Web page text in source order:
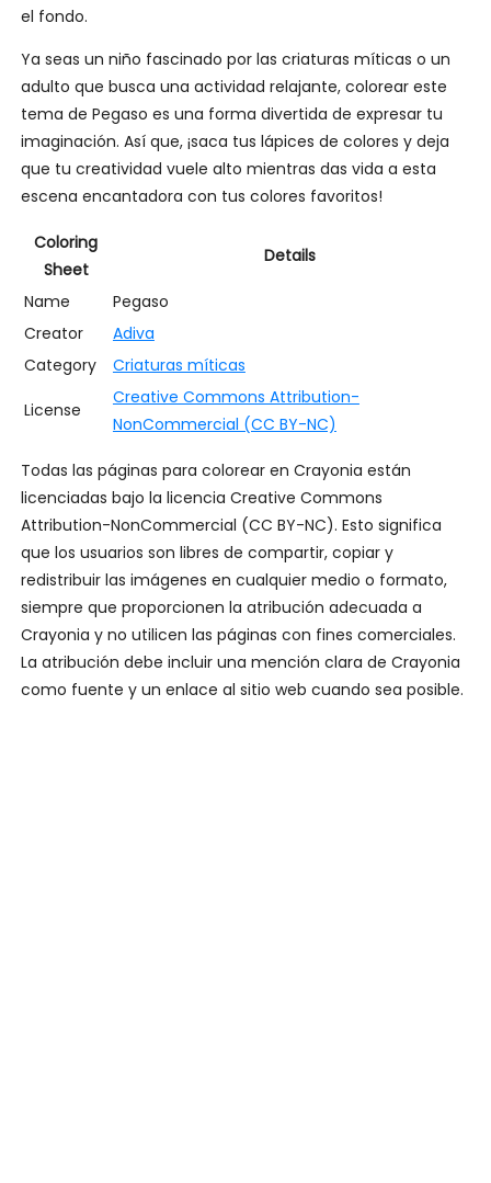
el fondo.
Ya seas un niño fascinado por las criaturas míticas o un
adulto que busca una actividad relajante, colorear este
tema de Pegaso es una forma divertida de expresar tu
imaginación. Así que, ¡saca tus lápices de colores y deja
que tu creatividad vuele alto mientras das vida a esta
escena encantadora con tus colores favoritos!
Coloring
Sheet
Details
Name
Pegaso
Creator
Adiva
Category
Criaturas míticas
License
Creative Commons Attribution-
NonCommercial (CC BY-NC)
Todas las páginas para colorear en Crayonia están
licenciadas bajo la licencia Creative Commons
Attribution-NonCommercial (CC BY-NC). Esto significa
que los usuarios son libres de compartir, copiar y
redistribuir las imágenes en cualquier medio o formato,
siempre que proporcionen la atribución adecuada a
Crayonia y no utilicen las páginas con fines comerciales.
La atribución debe incluir una mención clara de Crayonia
como fuente y un enlace al sitio web cuando sea posible.